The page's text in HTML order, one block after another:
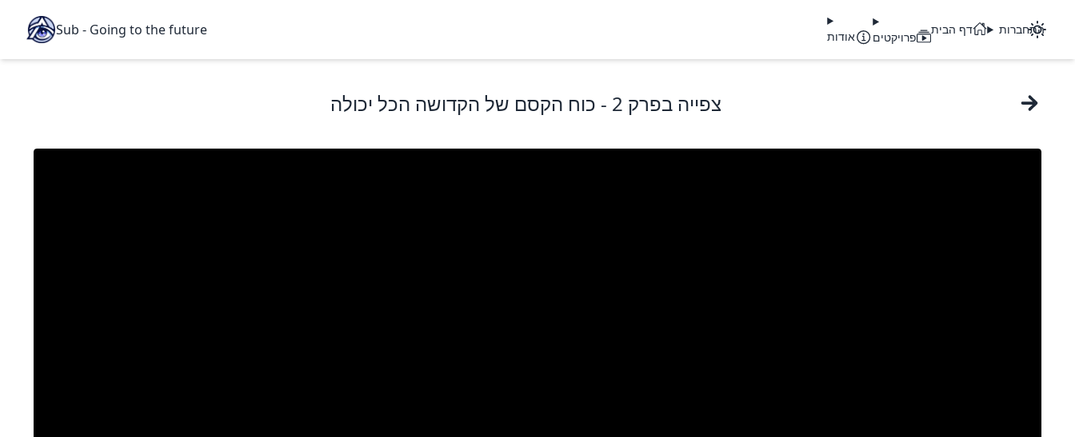
Sub - Going to the future אודות פרויקטים
דף הבית התחברות
צפייה בפרק 2 - כוח הקסם של הקדושה הכל יכולה